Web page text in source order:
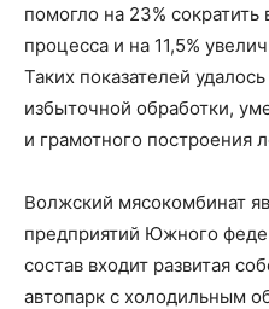
помогло на 23%
процесса и на 11,5%
Таких показателей
избыточной обработки,
и грамотного построения
Волжский мясокомбинат
предприятий Южного
состав входит развитая
автопарк с холодильным